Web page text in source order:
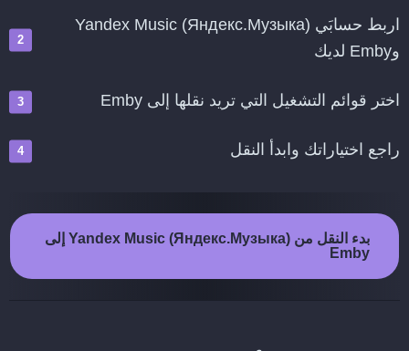
اربط حسابَي Yandex Music (Яндекс.Музыка)
وEmby لديك
اختر قوائم التشغيل التي تريد نقلها إلى Emby
راجع اختياراتك وابدأ النقل
بدء النقل من Yandex Music (Яндекс.Музыка) إلى
Emby